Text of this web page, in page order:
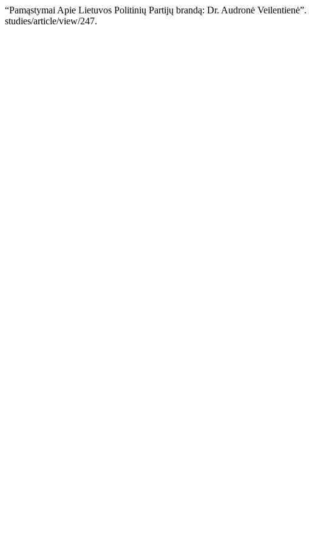
“Pamąstymai Apie Lietuvos Politinių Partijų brandą: Dr. Audronė Veilentienė”.
studies/article/view/247.